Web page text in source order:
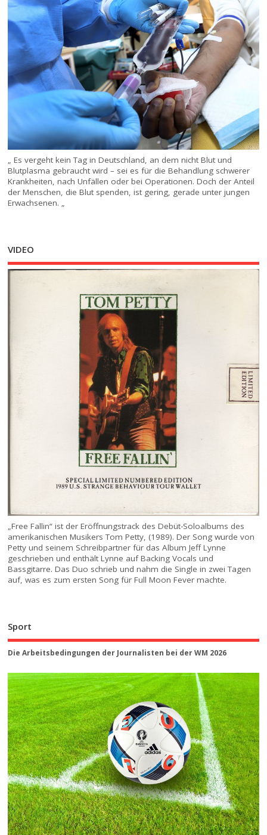
„ Es vergeht kein Tag in Deutschland, an dem nicht Blut und
Blutplasma gebraucht wird – sei es für die Behandlung schwerer
Krankheiten, nach Unfällen oder bei Operationen. Doch der Anteil
der Menschen, die Blut spenden, ist gering, gerade unter jungen
Erwachsenen. „
VIDEO
„Free Fallin“ ist der Eröffnungstrack des Debüt-Soloalbums des
amerikanischen Musikers Tom Petty, (1989). Der Song wurde von
Petty und seinem Schreibpartner für das Album Jeff Lynne
geschrieben und enthält Lynne auf Backing Vocals und
Bassgitarre. Das Duo schrieb und nahm die Single in zwei Tagen
auf, was es zum ersten Song für Full Moon Fever machte.
Sport
Die Arbeitsbedingungen der Journalisten bei der WM 2026